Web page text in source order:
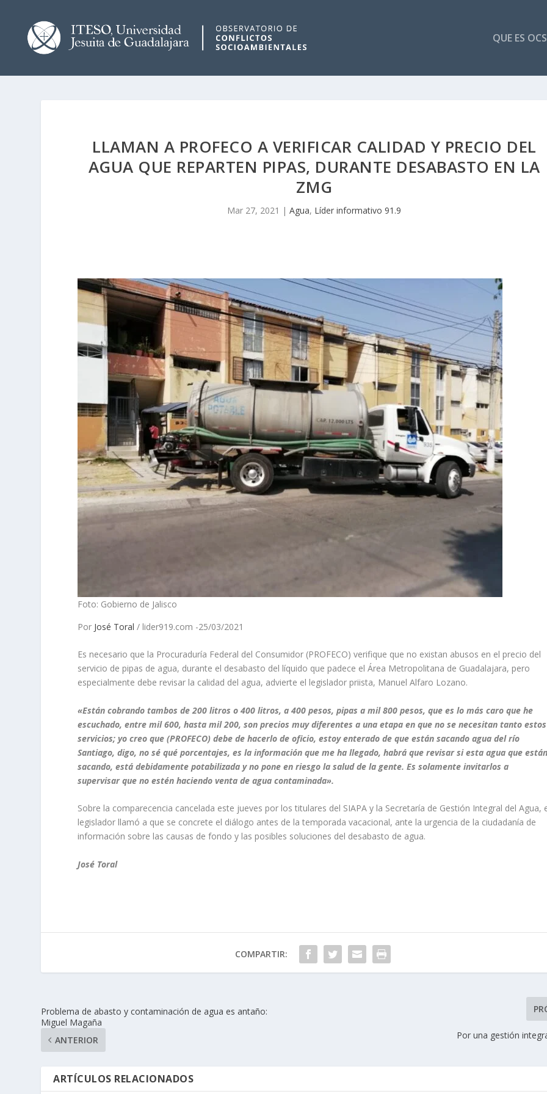
QUE ES
LLAMAN A PROFECO A VERIFICAR CALIDAD Y PRECIO DEL
AGUA QUE REPARTEN PIPAS, DURANTE DESABASTO EN LA
ZMG
Mar 27, 2021 |Agua, Líder informativo 91.9
Foto: Gobierno de Jalisco
Por José Toral / lider919.com -25/03/2021
Es necesario que la Procuraduría Federal del Consumidor (PROFECO) verifique que no existan abusos en el precio del
servicio de pipas de agua, durante el desabasto del líquido que padece el Área Metropolitana de Guadalajara, pero
especialmente debe revisar la calidad del agua, advierte el legislador priista, Manuel Alfaro Lozano.
«Están cobrando tambos de 200 litros o 400 litros, a 400 pesos, pipas a mil 800 pesos, que es lo más caro que he
escuchado, entre mil 600, hasta mil 200, son precios muy diferentes a una etapa en que no se necesitan tanto estos
servicios; yo creo que (PROFECO) debe de hacerlo de oficio, estoy enterado de que están sacando agua del río
Santiago, digo, no sé qué porcentajes, es la información que me ha llegado, habrá que revisar si esta agua que
sacando, está debidamente potabilizada y no pone en riesgo la salud de la gente. Es solamente invitarlos a
supervisar que no estén haciendo venta de agua contaminada».
Sobre la comparecencia cancelada este jueves por los titulares del SIAPA y la Secretaría de Gestión Integral del Agua,
legislador llamó a que se concrete el diálogo antes de la temporada vacacional, ante la urgencia de la ciudadanía de
información sobre las causas de fondo y las posibles soluciones del desabasto de agua.
José Toral
COMPARTIR:
Problema de abasto y contaminación de agua es antaño:
Miguel Magaña
ANTERIOR
Por una gestión
ARTÍCULOS RELACIONADOS